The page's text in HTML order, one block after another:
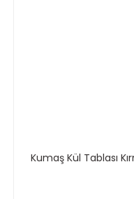
Kumaş Kül Tablası